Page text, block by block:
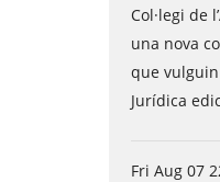
Col·legi de
una nova
que
Jurídica
Fri Aug 07